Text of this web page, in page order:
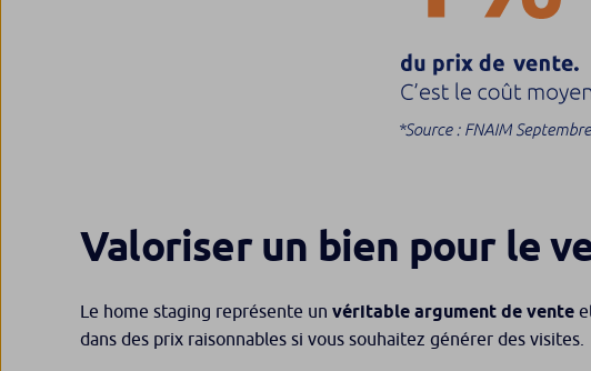
Valoriser un bien pour le
Le home staging représente un véritable argument de vente
dans des prix raisonnables si vous souhaitez générer des visites.